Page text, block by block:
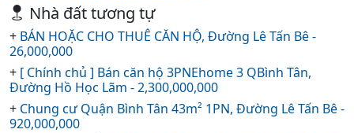
Nhà đất tương tự
+ BÁN HOẶC CHO THUÊ CĂN HỘ, Đường Lê Tấn Bê -
26,000,000
+ [ Chính chủ ] Bán căn hộ 3PNEhome 3 QBình Tân,
Đường Hồ Học Lãm - 2,300,000,000
+ Chung cư Quận Bình Tân 43m² 1PN, Đường Lê Tấn Bê -
920,000,000